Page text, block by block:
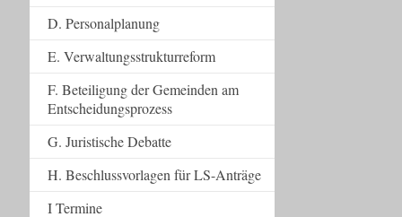
D. Personalplanung
E. Verwaltungsstrukturreform
F. Beteiligung der Gemeinden am
Entscheidungsprozess
G. Juristische Debatte
H. Beschlussvorlagen für LS-Anträge
I Termine